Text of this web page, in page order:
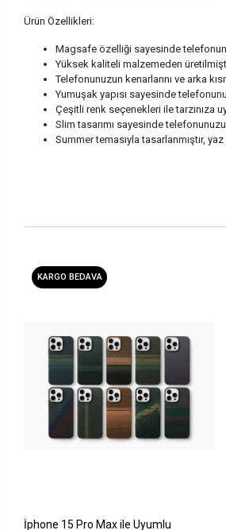
Ürün Özellikleri:
Magsafe özelliği sayesinde
Yüksek kaliteli malzemeden
Telefonunuzun kenarlarını ve arka
Yumuşak yapısı sayesinde
Çeşitli renk seçenekleri ile tarzınıza
Slim tasarımı sayesinde
Summer temasıyla tasarlanmıştır,
KARGO BEDAVA
İphone 15 Pro Max ile Uyumlu